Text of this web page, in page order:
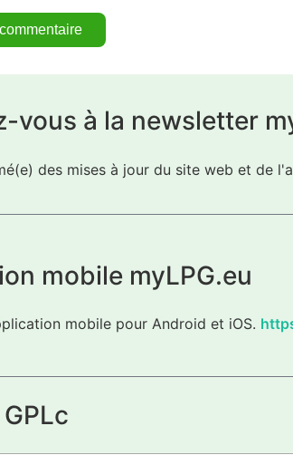
vous à la newsletter
des mises à jour du site web et de
mobile myLPG.eu
mobile pour Android et iOS.